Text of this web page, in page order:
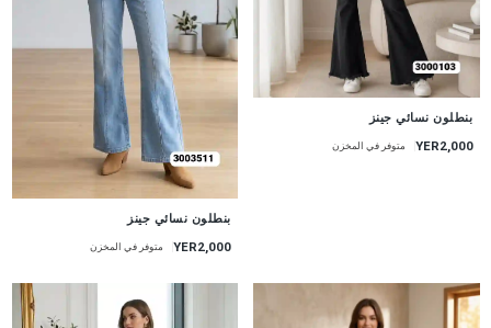
بنطلون نسائي جينز
YER2,000 متوفر في المخزن
بنطلون نسائي جينز
YER2,000 متوفر في المخزن